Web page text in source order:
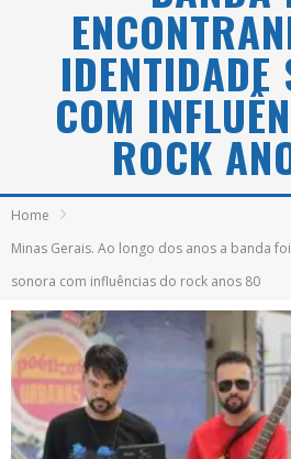
IDENTIDADE
COM
ROCK
Home
Minas Gerais. Ao longo dos anos a banda
sonora com influências do rock anos 80